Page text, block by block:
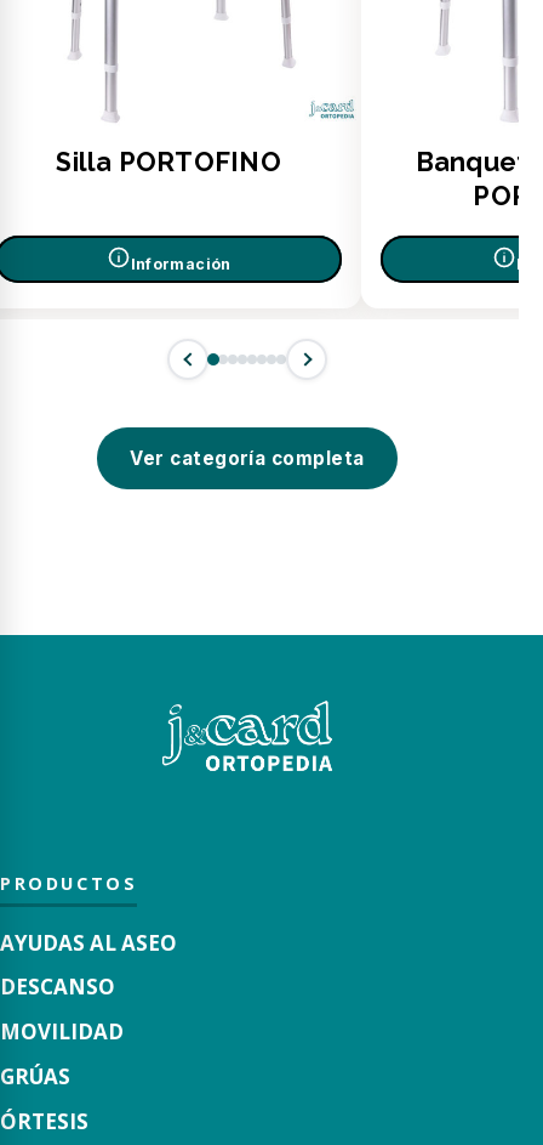
Silla PORTOFINO
Información
Ver categoría completa
PRODUCTOS
AYUDAS AL ASEO
DESCANSO
MOVILIDAD
GRÚAS
ÓRTESIS